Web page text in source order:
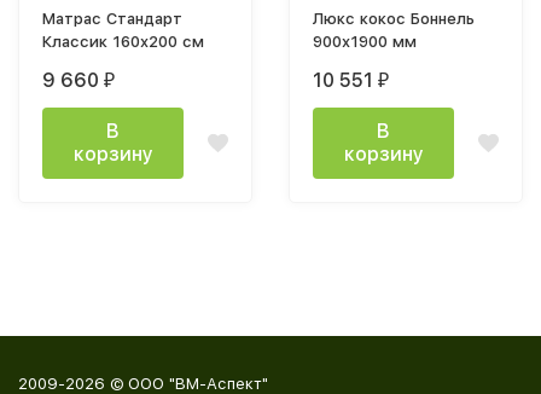
Матрас Стандарт
Классик 160x200 см
9 660 ₽
В
корзину
Люкс кокос Боннель
900x1900 мм
10 551 ₽
В
корзину
2009-2026 © ООО "ВМ-Аспект"